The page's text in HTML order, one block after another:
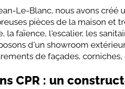
Le-Blanc, nous avons
pièces de la maison et
la faïence, l'escalier, les
d'un showroom
de façades,
CPR : un